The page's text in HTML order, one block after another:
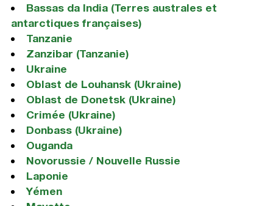
Bassas da India (Terres australes et
antarctiques françaises)
Tanzanie
Zanzibar (Tanzanie)
Ukraine
Oblast de Louhansk (Ukraine)
Oblast de Donetsk (Ukraine)
Crimée (Ukraine)
Donbass (Ukraine)
Ouganda
Novorussie / Nouvelle Russie
Laponie
Yémen